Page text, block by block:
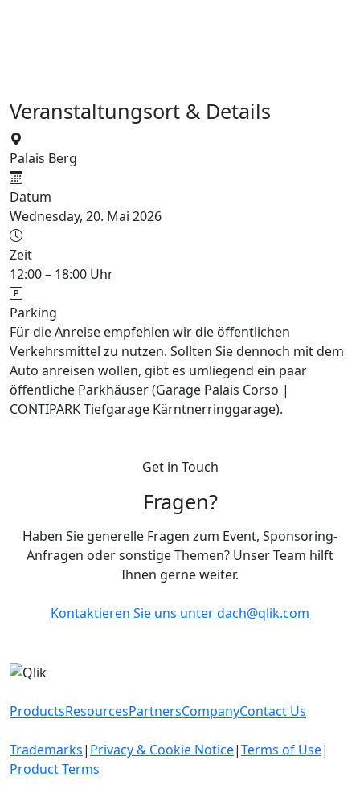
Veranstaltungsort & Details
Palais Berg
Datum
Wednesday, 20. Mai 2026
Zeit
12:00 – 18:00 Uhr
Parking
Für die Anreise empfehlen wir die öffentlichen
Verkehrsmittel zu nutzen. Sollten Sie dennoch mit dem
Auto anreisen wollen, gibt es umliegend ein paar
öffentliche Parkhäuser (Garage Palais Corso |
CONTIPARK Tiefgarage Kärntnerringgarage).
Get in Touch
Fragen?
Haben Sie generelle Fragen zum Event, Sponsoring-
Anfragen oder sonstige Themen? Unser Team hilft
Ihnen gerne weiter.
Kontaktieren Sie uns unterdach@qlik.com
ProductsResourcesPartnersCompanyContact Us
Trademarks| Privacy & Cookie Notice|Terms of Use|
Product Terms